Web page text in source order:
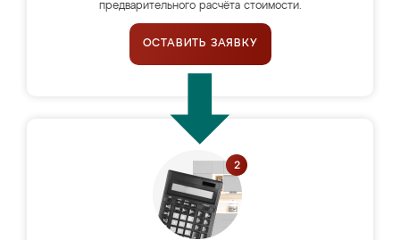
предварительного расчёта стоимости.
ОСТАВИТЬ ЗАЯВКУ